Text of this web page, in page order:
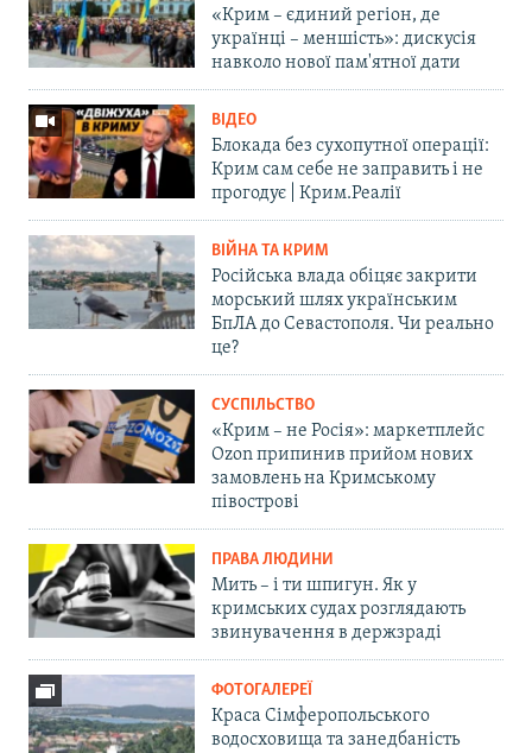
«Крим – єдиний регіон, де
українці – меншість»: дискусія
навколо нової пам'ятної дати
ВІДЕО
Блокада без сухопутної операції:
Крим сам себе не заправить і не
прогодує | Крим.Реалії
ВІЙНА ТА КРИМ
Російська влада обіцяє закрити
морський шлях українським
БпЛА до Севастополя. Чи реально
це?
СУСПІЛЬСТВО
«Крим – не Росія»: маркетплейс
Ozon припинив прийом нових
замовлень на Кримському
півострові
ПРАВА ЛЮДИНИ
Мить – і ти шпигун. Як у
кримських судах розглядають
звинувачення в держзраді
ФОТОГАЛЕРЕЇ
Краса Сімферопольського
водосховища та занедбаність